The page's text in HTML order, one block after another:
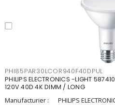
PHI85PAR30LCOR940F40DPUL
PHILIPS ELECTRONICS -LIGHT
120V 40D 4K DIMM / LONG
Manufacturier :
PHILIPS